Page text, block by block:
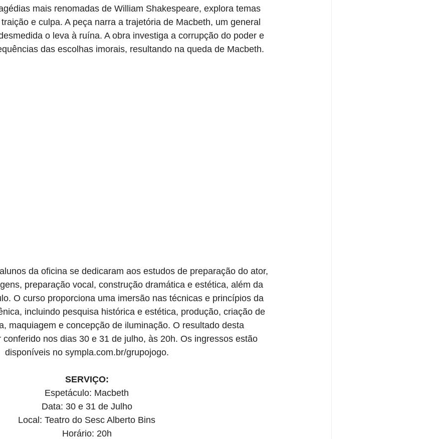
mais renomadas de William Shakespeare, explora temas
e culpa. A peça narra a trajetória de Macbeth, um general
o leva à ruína. A obra investiga a corrupção do poder e
das escolhas imorais, resultando na queda de Macbeth.
da oficina se dedicaram aos estudos de preparação do ator,
preparação vocal, construção dramática e estética, além da
O curso proporciona uma imersão nas técnicas e princípios da
incluindo pesquisa histórica e estética, produção, criação de
maquiagem e concepção de iluminação. O resultado desta
conferido nos dias 30 e 31 de julho, às 20h. Os ingressos estão
disponíveis no sympla.com.br/grupojogo.
SERVIÇO:
Espetáculo: Macbeth
Data: 30 e 31 de Julho
Local: Teatro do Sesc Alberto Bins
Horário: 20h